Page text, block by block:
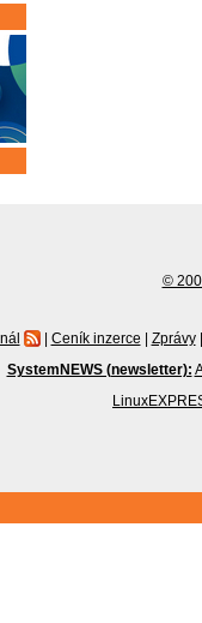
©
| Ceník inzerce | Zprávy |
SystemNEWS (newsletter):